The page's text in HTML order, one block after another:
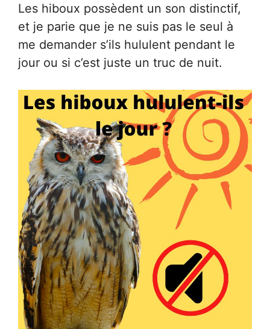
Les hiboux possèdent un son distinctif,
et je parie que je ne suis pas le seul à
me demander s’ils hululent pendant le
jour ou si c’est juste un truc de nuit.